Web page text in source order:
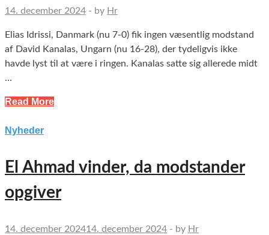
14. december 2024 - by Hr
Elias Idrissi, Danmark (nu 7-0) fik ingen væsentlig modstand
af David Kanalas, Ungarn (nu 16-28), der tydeligvis ikke
havde lyst til at være i ringen. Kanalas satte sig allerede midt
…
Read More
Nyheder
El Ahmad vinder, da modstander
opgiver
14. december 202414. december 2024 - by Hr